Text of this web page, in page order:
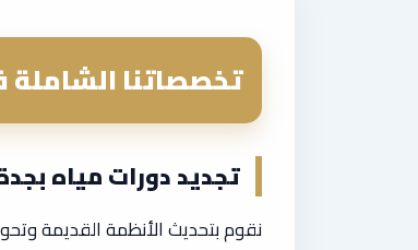
تخصصاتنا
تجديد دورات مياه
نقوم بتحديث الأنظمة القديمة